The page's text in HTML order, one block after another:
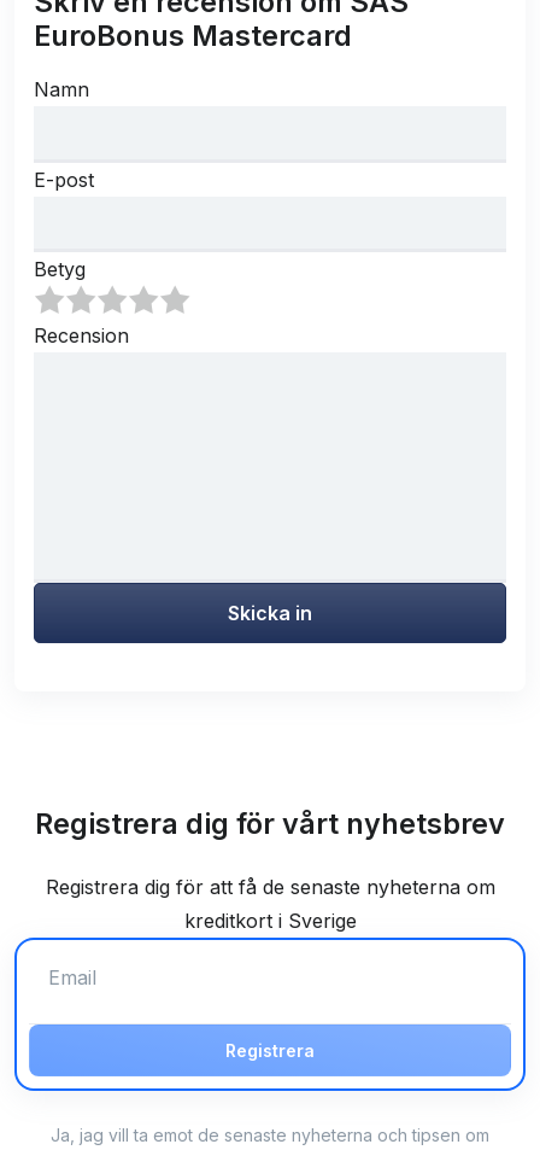
EuroBonus Mastercard
Namn
E-post
Betyg
Recension
Skicka in
Registrera dig för vårt nyhetsbrev
Registrera dig för att få de senaste nyheterna om
kreditkort i Sverige
Registrera
Ja, jag vill ta emot de senaste nyheterna och tipsen om